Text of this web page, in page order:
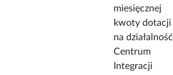
miesięcznej
kwoty dotacji
na działalność
Centrum
Integracji